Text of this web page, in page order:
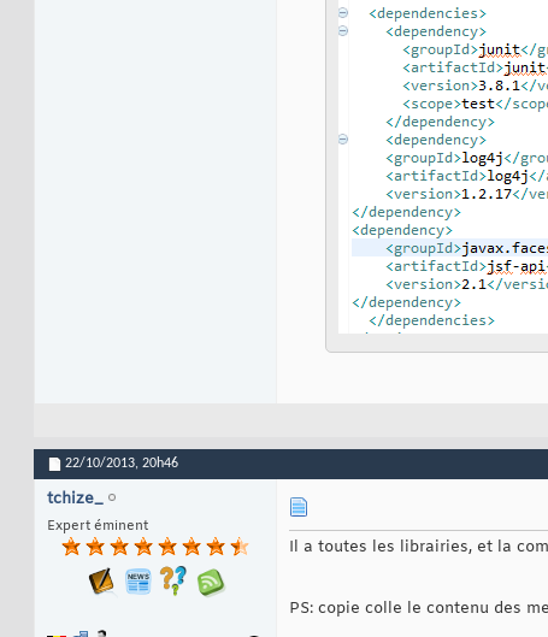
22/10/2013, 20h46
tchize_
Expert éminent
Il a toutes les librairies, et la
PS: copie colle le contenu des